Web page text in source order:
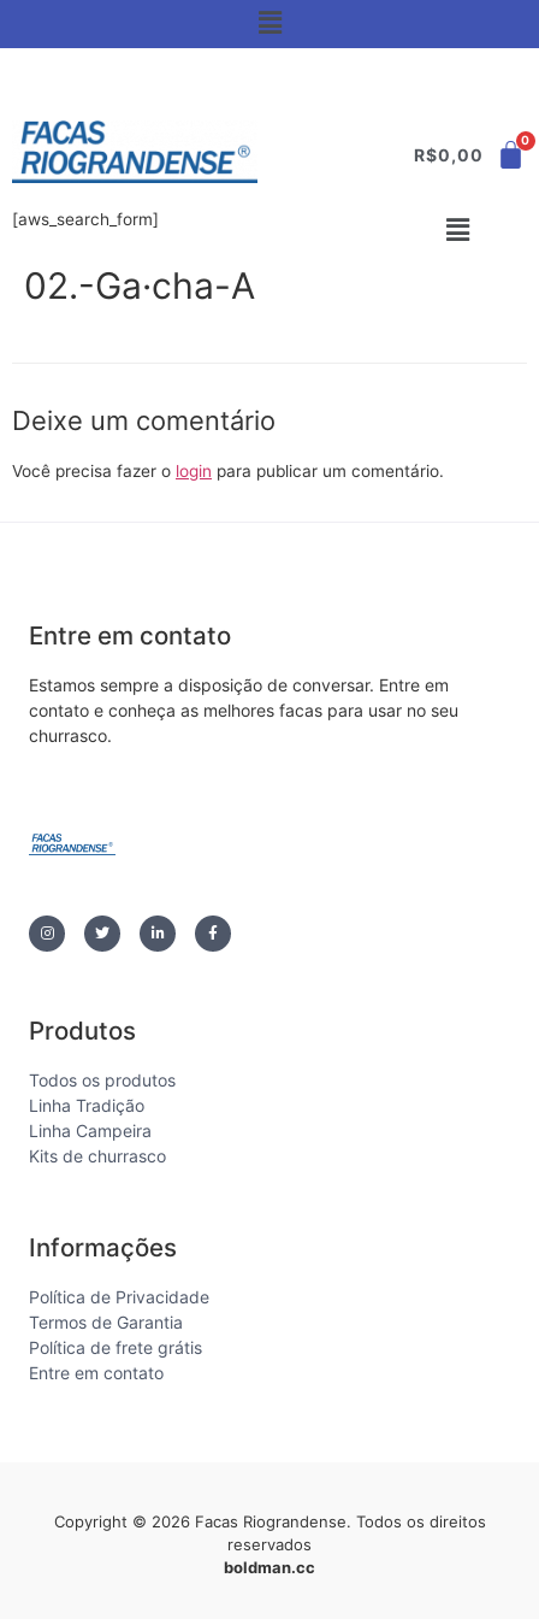
R$0,00
[aws_search_form]
02.-Ga·cha-A
Deixe um comentário
Você precisa fazer o login para publicar um comentário.
Entre em contato
Estamos sempre a disposição de conversar. Entre em
contato e conheça as melhores facas para usar no seu
churrasco.
Produtos
Todos os produtos
Linha Tradição
Linha Campeira
Kits de churrasco
Informações
Política de Privacidade
Termos de Garantia
Política de frete grátis
Entre em contato
Copyright © 2026 Facas Riograndense. Todos os direitos
reservados
boldman.cc